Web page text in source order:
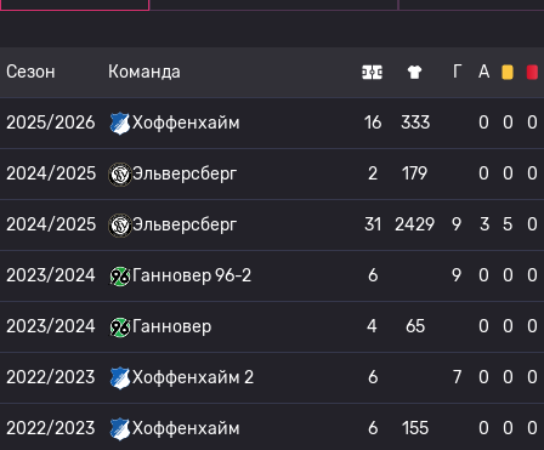
Сезон Команда Г А
2025/2026 Хоффенхайм 16 333 0 0 0
2024/2025 Эльверсберг 2 179 0 0 0
2024/2025 Эльверсберг 31 2429 9 3 5 0
2023/2024 Ганновер 96-2 6 9 0 0 0
2023/2024 Ганновер 4 65 0 0 0
2022/2023 Хоффенхайм 2 6 7 0 0 0
2022/2023 Хоффенхайм 6 155 0 0 0